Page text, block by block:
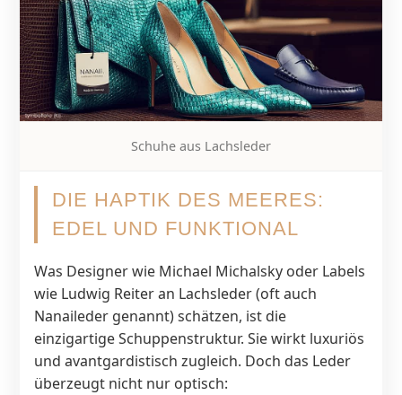
Schuhe aus Lachsleder
DIE HAPTIK DES MEERES:
EDEL UND FUNKTIONAL
Was Designer wie Michael Michalsky oder Labels
wie Ludwig Reiter an Lachsleder (oft auch
Nanaileder genannt) schätzen, ist die
einzigartige Schuppenstruktur. Sie wirkt luxuriös
und avantgardistisch zugleich. Doch das Leder
überzeugt nicht nur optisch: